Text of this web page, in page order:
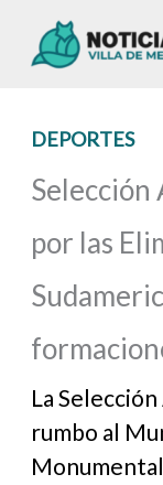
DEPORTES
Selección
por las
La
rumbo al